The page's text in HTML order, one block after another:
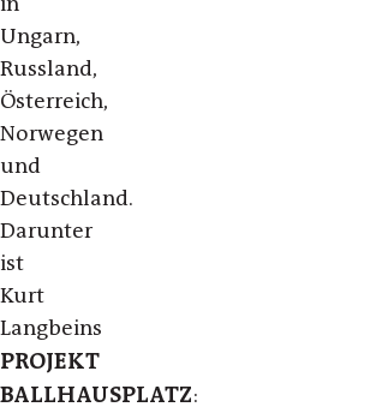
Ungarn,
Russland,
Österreich,
Norwegen
und
Deutschland.
Darunter
ist
Kurt
Langbeins
PROJEKT
BALLHAUSPLATZ: